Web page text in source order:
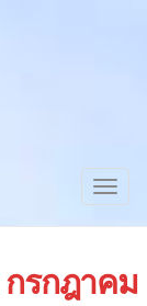
กรกฎาคม